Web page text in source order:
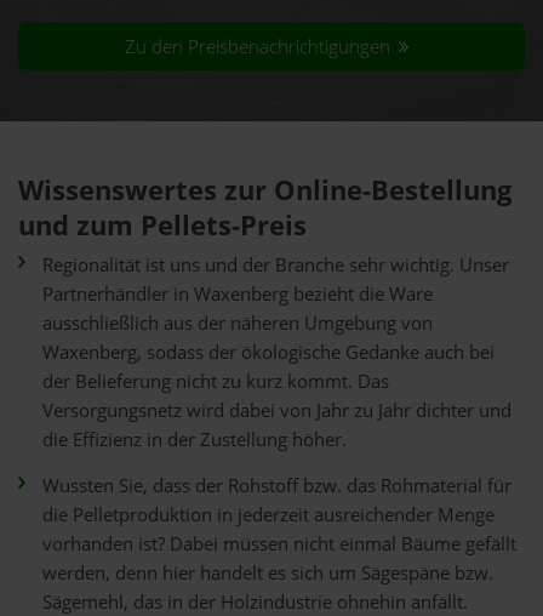
Zu den Preisbenachrichtigungen
Wissenswertes zur Online-Bestellung
und zum Pellets-Preis
Regionalität ist uns und der Branche sehr wichtig. Unser
Partnerhändler in Waxenberg bezieht die Ware
ausschließlich aus der näheren Umgebung von
Waxenberg, sodass der ökologische Gedanke auch bei
der Belieferung nicht zu kurz kommt. Das
Versorgungsnetz wird dabei von Jahr zu Jahr dichter und
die Effizienz in der Zustellung höher.
Wussten Sie, dass der Rohstoff bzw. das Rohmaterial für
die Pelletproduktion in jederzeit ausreichender Menge
vorhanden ist? Dabei müssen nicht einmal Bäume gefällt
werden, denn hier handelt es sich um Sägespäne bzw.
Sägemehl, das in der Holzindustrie ohnehin anfällt.